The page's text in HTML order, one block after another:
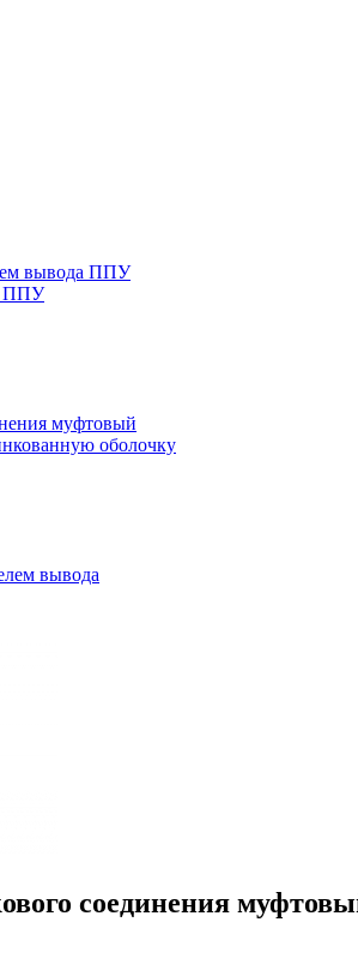
вывода ППУ
ППУ
муфтовый
оболочку
вывода
соединения